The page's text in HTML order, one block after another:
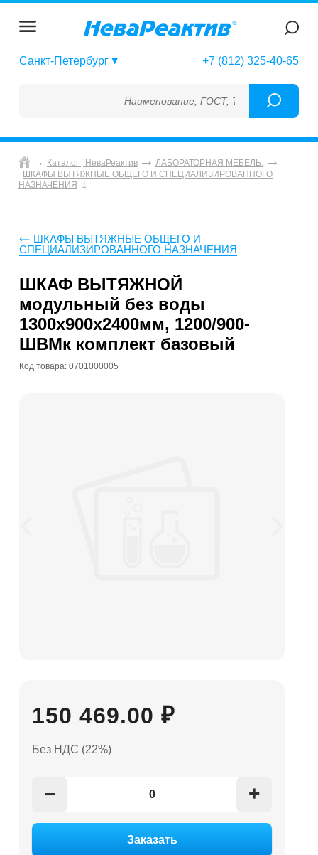
Санкт-Петербург +7 (812) 325-40-65
Наименование, ГОСТ, ТУ, ГСО, МСО,
Каталог | НеваРеактив
ЛАБОРАТОРНАЯ МЕБЕЛЬ:
ШКАФЫ ВЫТЯЖНЫЕ ОБЩЕГО И СПЕЦИАЛИЗИРОВАННОГО
НАЗНАЧЕНИЯ
ШКАФЫ ВЫТЯЖНЫЕ ОБЩЕГО И
СПЕЦИАЛИЗИРОВАННОГО НАЗНАЧЕНИЯ
ШКАФ ВЫТЯЖНОЙ
модульный без воды
1300х900х2400мм, 1200/900-
ШВМк комплект базовый
Код товара: 0701000005
150 469.00 ₽
Без НДС (22%)
− +